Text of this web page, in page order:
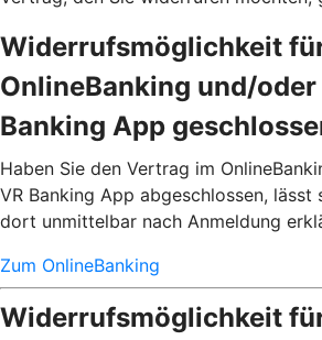
Widerrufsmöglichkeit
OnlineBanking und/oder
Banking App
Haben Sie den Vertrag im
VR Banking App abgeschlossen, lässt
dort unmittelbar nach Anmeldung
Zum OnlineBanking
Widerrufsmöglichkeit